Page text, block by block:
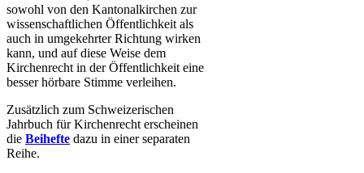
sowohl von den Kantonalkirchen zur
wissenschaftlichen Öffentlichkeit als
auch in umgekehrter Richtung wirken
kann, und auf diese Weise dem
Kirchenrecht in der Öffentlichkeit eine
besser hörbare Stimme verleihen.
Zusätzlich zum Schweizerischen
Jahrbuch für Kirchenrecht erscheinen
die Beihefte dazu in einer separaten
Reihe.